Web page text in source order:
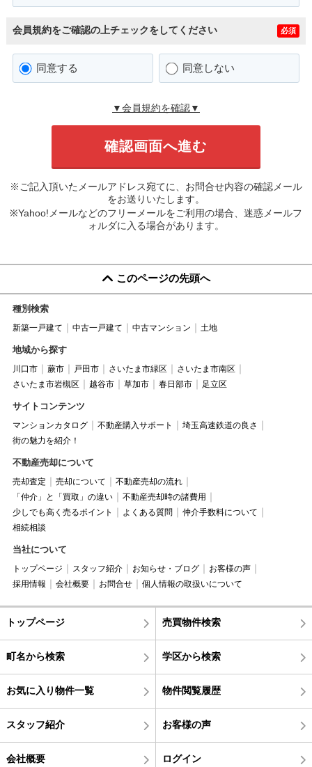
会員規約をご確認の上チェックをしてください 必須
同意する 同意しない
▼会員規約を確認▼
※ご記入頂いたメールアドレス宛てに、お問合せ内容の確認メール
をお送りいたします。
※Yahoo!メールなどのフリーメールをご利用の場合、迷惑メールフ
ォルダに入る場合があります。
このページの先頭へ
種別検索
新築一戸建て 中古一戸建て 中古マンション 土地
地域から探す
川口市 蕨市 戸田市 さいたま市緑区
さいたま市南区
さいたま市岩槻区
越谷市 草加市 春日部市 足立区
サイトコンテンツ
マンションカタログ 不動産購入サポート
埼玉高速鉄道の良さ
街の魅力を紹介！
不動産売却について
売却査定 売却について
不動産売却の流れ
「仲介」と「買取」の違い
不動産売却時の諸費用
少しでも高く売るポイント
よくある質問
仲介手数料について
相続相談
当社について
トップページ スタッフ紹介 お知らせ・ブログ
お客様の声
採用情報
会社概要 お問合せ 個人情報の取扱いについて
トップページ 売買物件検索
町名から検索 学区から検索
お気に入り物件一覧 物件閲覧履歴
スタッフ紹介 お客様の声
会社概要 ログイン